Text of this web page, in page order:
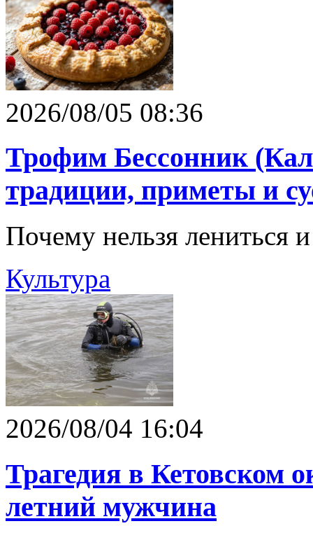
2026/08/05 08:36
Трофим Бессонник
традиции, приметы и
Почему нельзя лениться
Культура
2026/08/04 16:04
Трагедия в Кетовском
летний мужчина